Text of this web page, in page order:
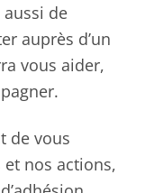
de
auprès d’un
vous aider,
de vous
nos actions,